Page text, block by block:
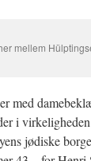
mellem
med
i
jødiske